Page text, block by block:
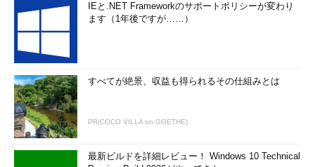
IEと.NET Frameworkのサポートポリシーが変わり
ます（1年後ですが……）
すべてが絶景、収益も得られるその仕組みとは
PR(COCO VILLA on GOETHE)
最新ビルドを詳細レビュー！ Windows 10 Technical